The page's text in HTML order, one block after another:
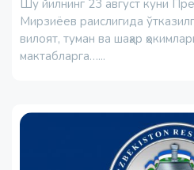
Шу йилнинг 23 август куни
Мирзиёев раислигида
вилоят, туман ва шаҳар
мактабларга…...